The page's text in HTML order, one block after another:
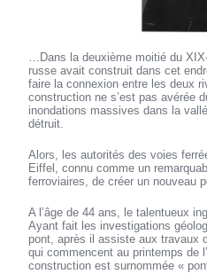
…Dans la deuxième moitié du
russe avait construit dans cet
faire la connexion entre les deux
construction ne s’est pas avérée
inondations massives dans la
détruit.
Alors, les autorités des voies
Eiffel, connu comme un
ferroviaires, de créer un nouveau
A l’âge de 44 ans, le talentueux
Ayant fait les investigations
pont, après il assiste aux travaux
qui commencent au printemps de
construction est surnommée «